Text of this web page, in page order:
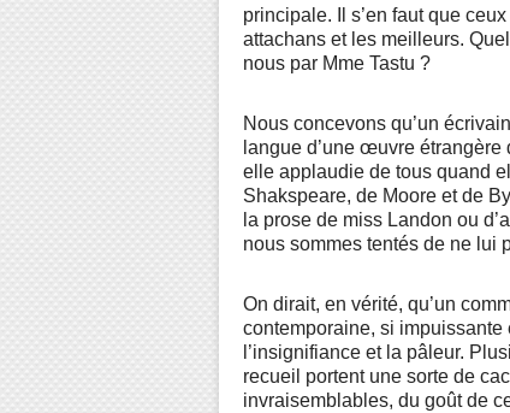
principale. Il s’en faut que
attachans et les meilleurs.
nous par Mme Tastu ?
Nous concevons qu’un
langue d’une œuvre étrangère
elle applaudie de tous quand
Shakspeare, de Moore et de
la prose de miss Landon ou
nous sommes tentés de ne lui
On dirait, en vérité, qu’un
contemporaine, si impuissante
l’insignifiance et la pâleur.
recueil portent une sorte de
invraisemblables, du goût de